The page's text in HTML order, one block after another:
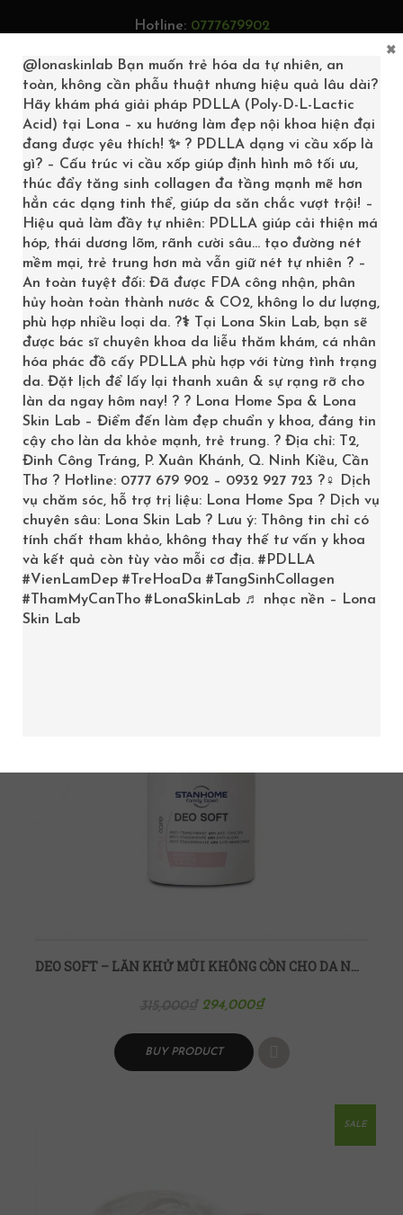
Hotline: 0777679902
0
KEM DƯỠNG THỂ
STANHOME
Trang chủ Product
Showing all 6 results
DEO SOFT – LĂN KHỬ MÙI KHÔNG CỒN CHO DA NHẠY CẢM 50ML
294,000₫
BUY PRODUCT
SALE
@lonaskinlab Bạn muốn trẻ hóa da tự nhiên, an
toàn, không cần phẫu thuật nhưng hiệu quả lâu dài?
Hãy khám phá giải pháp PDLLA (Poly-D-L-Lactic
Acid) tại Lona – xu hướng làm đẹp nội khoa hiện đại
đang được yêu thích! ✨ ? PDLLA dạng vi cầu xốp là
gì? – Cấu trúc vi cầu xốp giúp định hình mô tối ưu,
thúc đẩy tăng sinh collagen đa tầng mạnh mẽ hơn
hẳn các dạng tinh thể, giúp da săn chắc vượt trội! –
Hiệu quả làm đầy tự nhiên: PDLLA giúp cải thiện má
hóp, thái dương lõm, rãnh cười sâu… tạo đường nét
mềm mại, trẻ trung hơn mà vẫn giữ nét tự nhiên ? –
An toàn tuyệt đối: Đã được FDA công nhận, phân
hủy hoàn toàn thành nước & CO2, không lo dư lượng,
phù hợp nhiều loại da. ?‍⚕️ Tại Lona Skin Lab, bạn sẽ
được bác sĩ chuyên khoa da liễu thăm khám, cá nhân
hóa phác đồ cấy PDLLA phù hợp với từng tình trạng
da. Đặt lịch để lấy lại thanh xuân & sự rạng rỡ cho
làn da ngay hôm nay! ? ? Lona Home Spa & Lona
Skin Lab – Điểm đến làm đẹp chuẩn y khoa, đáng tin
cậy cho làn da khỏe mạnh, trẻ trung. ? Địa chỉ: T2,
Đinh Công Tráng, P. Xuân Khánh, Q. Ninh Kiều, Cần
Thơ ? Hotline: 0777 679 902 – 0932 927 723 ?‍♀️ Dịch
vụ chăm sóc, hỗ trợ trị liệu: Lona Home Spa ? Dịch vụ
chuyên sâu: Lona Skin Lab ? Lưu ý: Thông tin chỉ có
tính chất tham khảo, không thay thế tư vấn y khoa
và kết quả còn tùy vào mỗi cơ địa. #PDLLA
#VienLamDep #TreHoaDa #TangSinhCollagen
#ThamMyCanTho #LonaSkinLab ♬ nhạc nền – Lona
Skin Lab
×